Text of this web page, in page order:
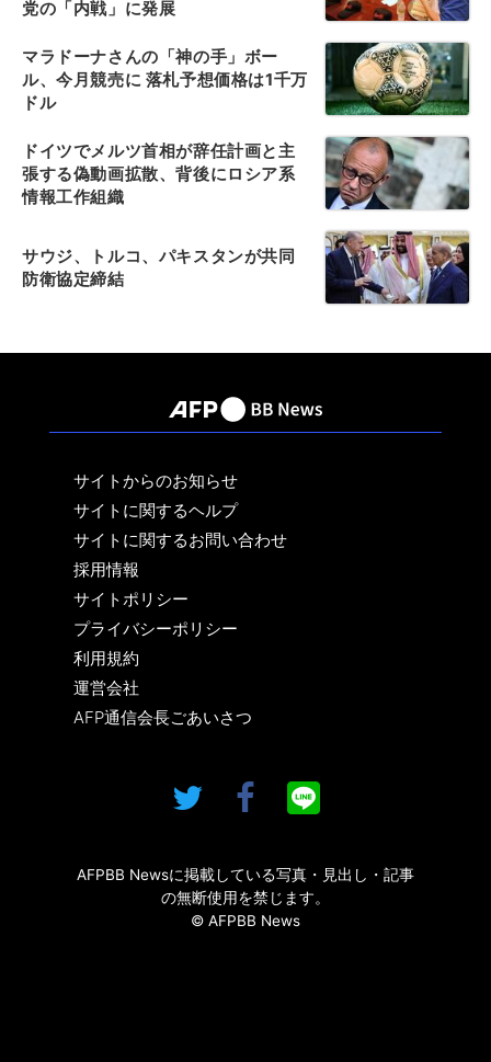
党の「内戦」に発展
マラドーナさんの「神の手」ボー
ル、今月競売に 落札予想価格は1千万
ドル
ドイツでメルツ首相が辞任計画と主
張する偽動画拡散、背後にロシア系
情報工作組織
サウジ、トルコ、パキスタンが共同
防衛協定締結
サイトからのお知らせ
サイトに関するヘルプ
サイトに関するお問い合わせ
採用情報
サイトポリシー
プライバシーポリシー
利用規約
運営会社
AFP通信会長ごあいさつ
AFPBB Newsに掲載している写真・見出し・記事
の無断使用を禁じます。
© AFPBB News